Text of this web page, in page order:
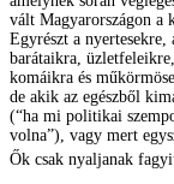
vált Magyarországon a
Egyrészt a nyertesekre,
barátaikra,
komáikra és
de akik az egészből
(“ha mi politikai
volna”), vagy mert
Ők csak nyaljanak